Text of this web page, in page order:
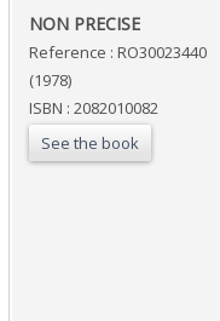
‎NON PRECISE‎
Reference : RO30023440
(1978)
ISBN : 2082010082
See the book